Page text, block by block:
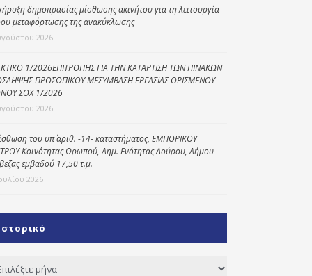
δημοπρασίας μίσθωσης ακινήτου για τη λειτουργία
μεταφόρτωσης της ανακύκλωσης
2026
1/2026ΕΠΙΤΡΟΠΗΣ ΓΙΑ ΤΗΝ ΚΑΤΑΡΤΙΣΗ ΤΩΝ ΠΙΝΑΚΩΝ
ΠΡΟΣΩΠΙΚΟΥ ΜΕΣΥΜΒΑΣΗ ΕΡΓΑΣΙΑΣ ΟΡΙΣΜΕΝΟΥ
ΣΟΧ 1/2026
2026
του υπ΄ αριθ. -14- καταστήματος, ΕΜΠΟΡΙΚΟΥ
Κοινότητας Ωρωπού, Δημ. Ενότητας Λούρου, Δήμου
εμβαδού 17,50 τ.μ.
2026